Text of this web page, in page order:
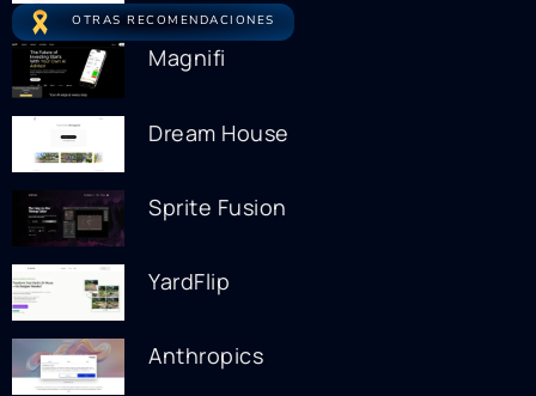
OTRAS RECOMENDACIONES
Magnifi
Dream House
Sprite Fusion
YardFlip
Anthropics